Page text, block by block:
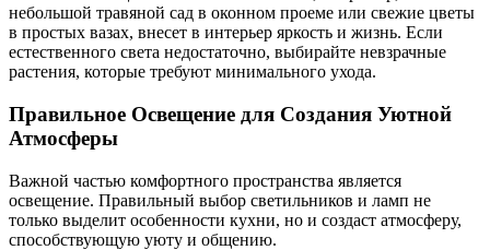
небольшой травяной сад в оконном проеме или свежие цветы
в простых вазах, внесет в интерьер яркость и жизнь. Если
естественного света недостаточно, выбирайте невзрачные
растения, которые требуют минимального ухода.
Правильное Освещение для Создания Уютной
Атмосферы
Важной частью комфортного пространства является
освещение. Правильный выбор светильников и ламп не
только выделит особенности кухни, но и создаст атмосферу,
способствующую уюту и общению.